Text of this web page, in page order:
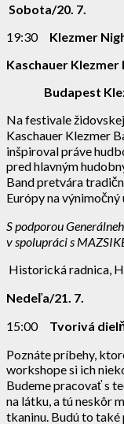
Sobota/20. 7.
19:30 Klezmer
Kaschauer Klezmer
Budapest
Na festivale
Kaschauer Klezmer
inšpiroval práve
pred hlavným
Band pretvára
Európy na
S podporou
v spolupráci s
Historická radnica,
Nedeľa/21. 7.
15:00 Tvorivá
Poznáte príbehy,
workshope si ich
Budeme pracovať s
na látku, a tú neskôr
tkaninu. Budú to